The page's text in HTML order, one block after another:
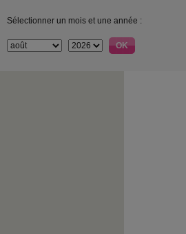
Sélectionner un mois et une année :